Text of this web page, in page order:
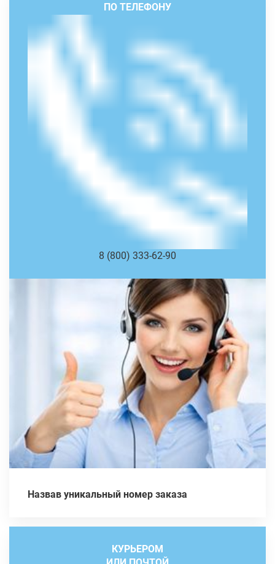
ПО ТЕЛЕФОНУ
8 (800) 333-62-90
Назвав уникальный номер заказа
КУРЬЕРОМ